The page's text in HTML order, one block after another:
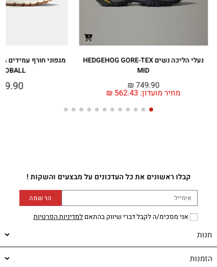
נעלי הליכה נשים HEDGEHOG GORE-TEX
MID
מחיר מועדון: ₪ 562.43
₪749.90
מגפוני חורף עמידים
קבלו ראשונים את כל העדכונים על מבצעים והשקות !
אני מסכימ/ה לקבל דברי שיווק בהתאםלמדיניות הפרטיות
הרשמה
חנות
הזמנות